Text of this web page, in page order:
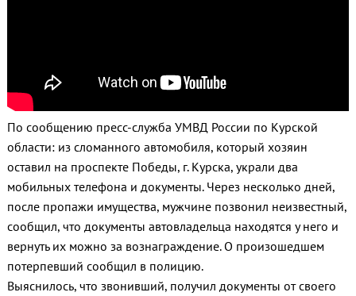
По сообщению пресс-служба УМВД России по Курской
области: из сломанного автомобиля, который хозяин
оставил на проспекте Победы, г. Курска, украли два
мобильных телефона и документы. Через несколько дней,
после пропажи имущества, мужчине позвонил неизвестный,
сообщил, что документы автовладельца находятся у него и
вернуть их можно за вознаграждение. О произошедшем
потерпевший сообщил в полицию.
Выяснилось, что звонивший, получил документы от своего